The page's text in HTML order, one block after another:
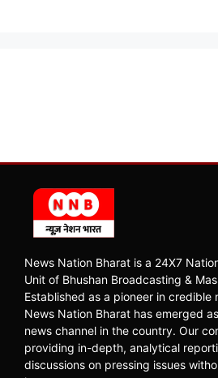
News Nation Bharat is a 24X7
Unit of Bhushan Broadcasting &
Established as a pioneer in credible
News Nation Bharat has emerged
news channel in the country. Our
providing in-depth, analytical
discussions on pressing issues